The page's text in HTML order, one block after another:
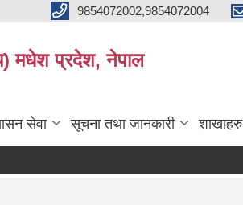
9854072002,9854072004
मधेश प्रदेश, नेपाल
सेवा सूचना तथा जानकारी शाखाहरु